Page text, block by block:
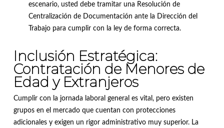
escenario, usted debe tramitar una Resolución de
Centralización de Documentación ante la Dirección del
Trabajo para cumplir con la ley de forma correcta.
Inclusión Estratégica:
Contratación de Menores de
Edad y Extranjeros
Cumplir con la jornada laboral general es vital, pero existen
grupos en el mercado que cuentan con protecciones
adicionales y exigen un rigor administrativo muy superior. La